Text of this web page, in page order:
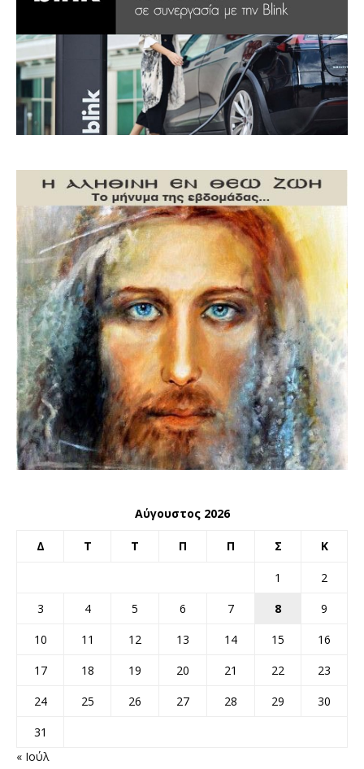
Αύγουστος 2026
Δ Τ Τ Π Π Σ Κ
1
2
3
4 5 6 7 8
9
10
11 12 13 14 15
16
17
18 19 20 21 22
23
24
25 26 27 28 29
30
31
« Ιούλ